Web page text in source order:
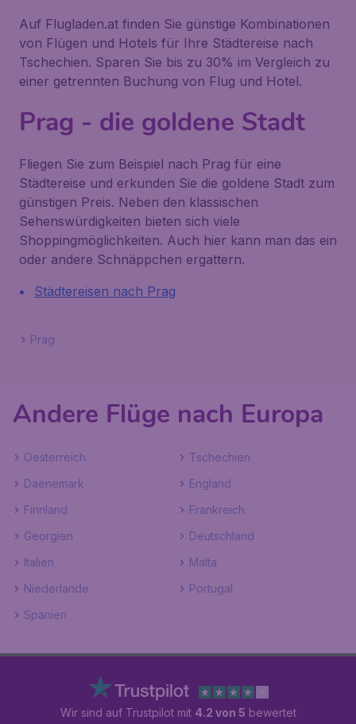
Auf Flugladen.at finden Sie günstige Kombinationen
von Flügen und Hotels für Ihre Städtereise nach
Tschechien. Sparen Sie bis zu 30% im Vergleich zu
einer getrennten Buchung von Flug und Hotel.
Prag - die goldene Stadt
Fliegen Sie zum Beispiel nach Prag für eine
Städtereise und erkunden Sie die goldene Stadt zum
günstigen Preis. Neben den klassischen
Sehenswürdigkeiten bieten sich viele
Shoppingmöglichkeiten. Auch hier kann man das ein
oder andere Schnäppchen ergattern.
Städtereisen nach Prag
Prag
Andere Flüge nach Europa
Oesterreich
Tschechien
Daenemark
England
Finnland
Frankreich
Georgien
Deutschland
Italien
Malta
Niederlande
Portugal
Spanien
Wir sind auf Trustpilot mit 4.2 von 5 bewertet